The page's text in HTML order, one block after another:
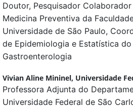
Doutor, Pesquisador
Medicina Preventiva da
Universidade de São Paulo,
de Epidemiologia e Estatística
Gastroenterologia
Vivian Aline Mininel, Universidade
Professora Adjunta do
Universidade Federal de São